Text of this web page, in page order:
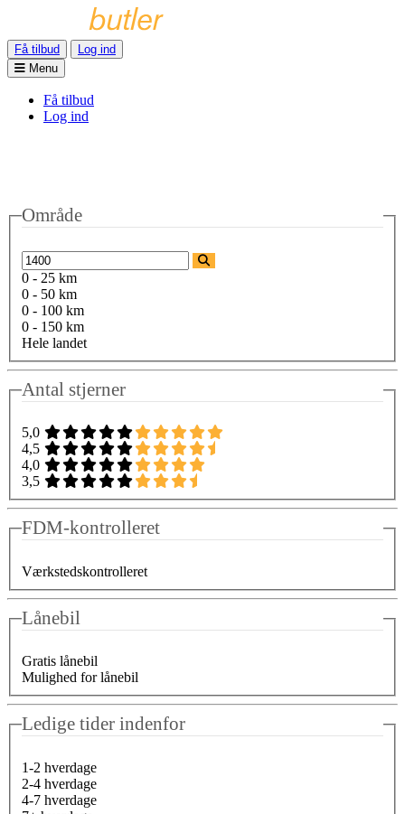
Få tilbud
Log ind
Menu
Få tilbud
Log ind
Område
0 - 25 km
0 - 50 km
0 - 100 km
0 - 150 km
Hele landet
Antal stjerner
5,0
4,5
4,0
3,5
FDM-kontrolleret
Værkstedskontrolleret
Lånebil
Gratis lånebil
Mulighed for lånebil
Ledige tider indenfor
1-2 hverdage
2-4 hverdage
4-7 hverdage